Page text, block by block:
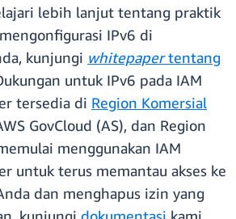
lebih lanjut tentang praktik
IPv6 di
kunjungi whitepapertentang
untuk IPv6 pada IAM
tersedia di Region Komersial
GovCloud (AS), dan Region
menggunakan IAM
untuk terus memantau akses ke
dan menghapus izin yang